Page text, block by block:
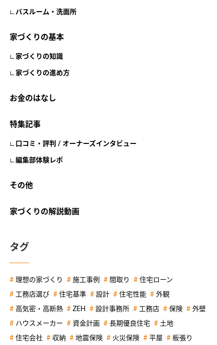
バスルーム・洗面所
家づくりの基本
家づくりの知識
家づくりの進め方
お金のはなし
特集記事
口コミ・評判 / オーナーズインタビュー
編集部体験レポ
その他
家づくりの解説動画
タグ
理想の家づくり 施工事例 間取り 住宅ローン
工務店選び 住宅基準 設計 住宅性能 外観
高気密・高断熱 ZEH 設計事務所 工務店 保険 外壁
ハウスメーカー 資金計画 長期優良住宅 土地
住宅会社 収納 地震保険 火災保険 平屋 板張り